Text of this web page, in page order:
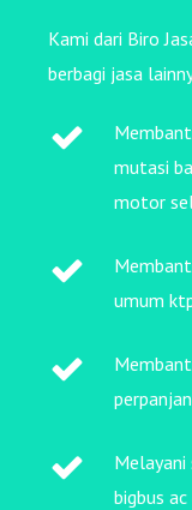
Kami dari Biro
berbagi jasa
mutasi
motor
umum
bigbus